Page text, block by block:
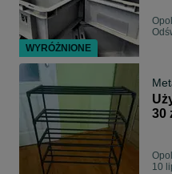
30
10
WYRÓŻNIONE